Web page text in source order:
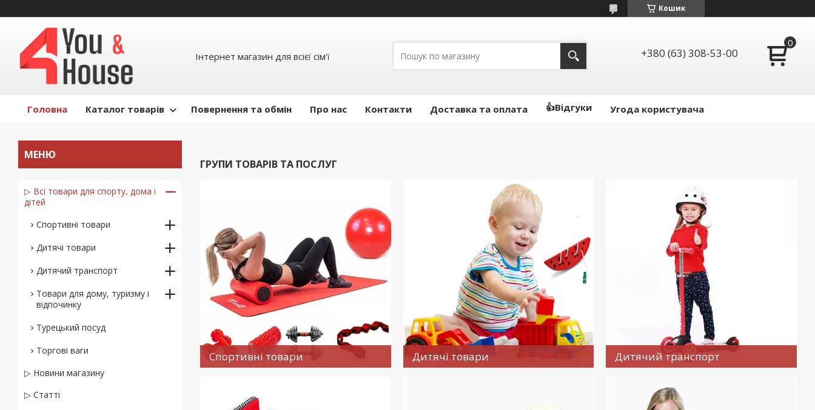
Кошик
Інтернет магазин для всієї сім'ї +380 (63) 308-53-00
Головна Каталог товарів Повернення та обмін Про нас Контакти Доставка та оплата 👍Відгуки Угода користувача
ГРУПИ ТОВАРІВ ТА ПОСЛУГ
Спортивні товари Дитячі товари Дитячий транспорт
▷ Всі товари для спорту, дома і
дітей
Спортивні товари
Дитячі товари
Дитячий транспорт
Товари для дому, туризму і
відпочинку
Турецький посуд
Торгові ваги
▷ Новини магазину
▷ Статті